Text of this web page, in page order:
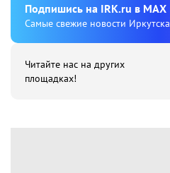
Подпишиcь на IRK.ru в MAX
Cамые свежие новости Иркутска
Читайте нас на других
площадках!